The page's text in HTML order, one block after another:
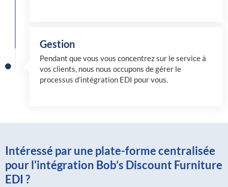
Gestion
Pendant que vous vous concentrez sur le service à
vos clients, nous nous occupons de gérer le
processus d’intégration EDI pour vous.
Intéressé par une plate-forme centralisée
pour l'intégration Bob’s Discount Furniture
EDI ?